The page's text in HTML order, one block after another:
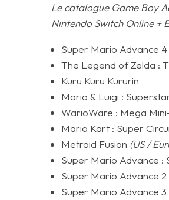
Le catalogue Game Boy
Nintendo Switch Online +
Super Mario Advance
The Legend of Zelda :
Kuru Kuru Kururin
Mario & Luigi :
WarioWare : Mega
Mario Kart : Super
Metroid Fusion (US /
Super Mario Advance :
Super Mario Advance
Super Mario Advance 3 :